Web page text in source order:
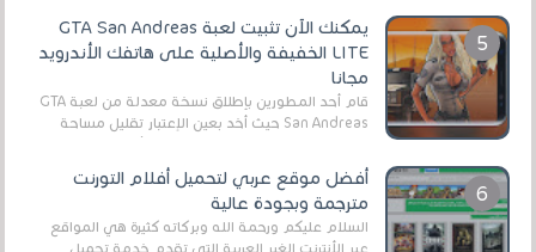
يمكنك الآن تثبيت لعبة GTA San Andreas
LITE الخفيفة والأصلية على هاتفك الأندرويد
مجانا
قام أحد المطورين بإطلاق نسخة معدلة من لعبة GTA
San Andreas حيث أخد بعين الإعتبار تقليل مساحة
أفضل موقع عربي لتحميل أفلام التورنت
مترجمة وبجودة عالية
السلام عليكم ورحمة الله وبركاته كثيرة هي المواقع
عبر الأنترنت الغير العربية التي تقدم خدمة تحميل